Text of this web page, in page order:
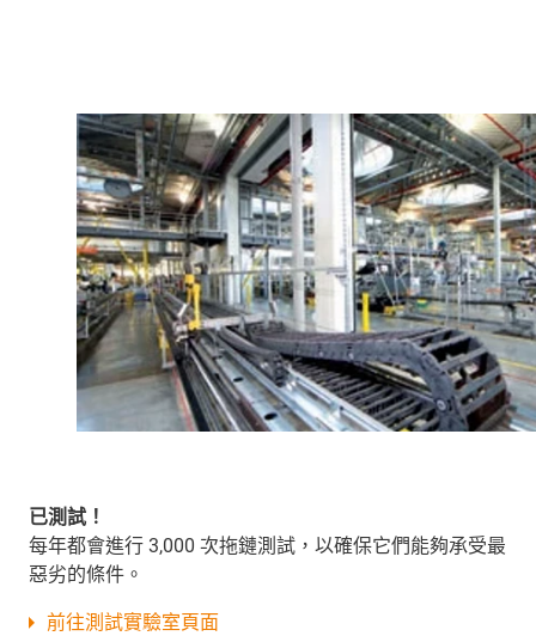
已測試！
每年都會進行 3,000 次拖鏈測試，以確保它們能夠承受最
惡劣的條件。
前往測試實驗室頁面